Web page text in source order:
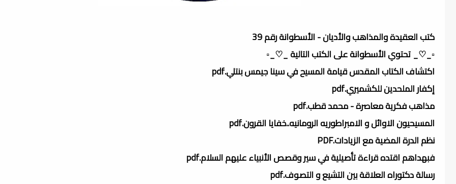
كتب العقيدة والمذاهب والأديان - الأسطوانة رقم 39
▫️_♡_ تحتوي الأسطوانة على الكتب التالية _♡_▫️
اكتشاف الكتاب المقدس قيامة المسيح في سينا جيمس بنتلي.pdf
إكفار الملحدين للكشميري.pdf
مذاهب فكرية معاصرة - محمد قطب.pdf
المسيحيون الاوائل و الامبراطوريه الرومانيه..خفايا القرون.pdf
نظم الدرة المضية مع الزيادات.PDF
فبهداهم اقتده قراءة تأصيلية في سير وقصص الأنبياء عليهم السلام.pdf
رسالة دكتوراه العلاقة بين التشيع و التصوف.pdf